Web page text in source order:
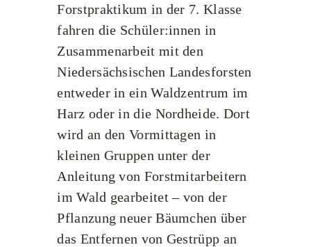
Forstpraktikum in der 7. Klasse
fahren die Schüler:innen in
Zusammenarbeit mit den
Niedersächsischen Landesforsten
entweder in ein Waldzentrum im
Harz oder in die Nordheide. Dort
wird an den Vormittagen in
kleinen Gruppen unter der
Anleitung von Forstmitarbeitern
im Wald gearbeitet – von der
Pflanzung neuer Bäumchen über
das Entfernen von Gestrüpp an